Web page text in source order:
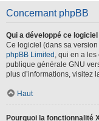
Concernant phpBB
Qui a développé ce
Ce logiciel (dans sa
phpBB Limited , qui en a les
publique générale GNU
plus d’informations, visitez
Haut
Pourquoi la fonctionnalité